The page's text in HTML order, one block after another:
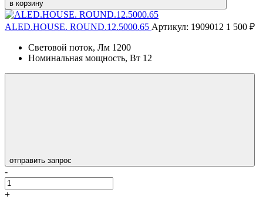
в корзину
ALED.HOUSE. ROUND.12.5000.65 Артикул: 1909012 1 500 ₽
Световой поток, Лм 1200
Номинальная мощность, Вт 12
отправить запрос
-
+